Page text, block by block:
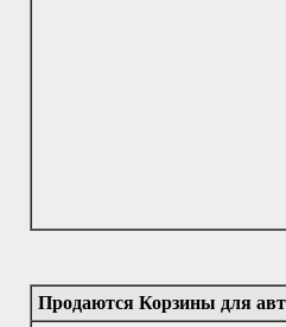
Продаются Корзины для